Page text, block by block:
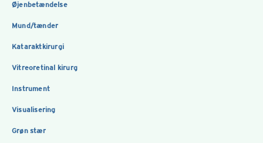
Øjenbetændelse
Mund/tænder
Kataraktkirurgi
Vitreoretinal kirurg
Instrument
Visualisering
Grøn stær